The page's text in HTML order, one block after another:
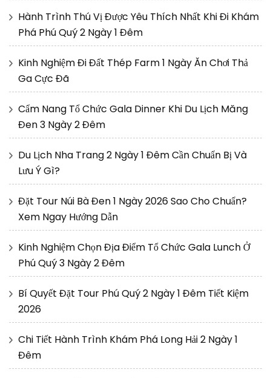
Hành Trình Thú Vị Được Yêu Thích Nhất Khi Đi Khám
Phá Phú Quý 2 Ngày 1 Đêm
Kinh Nghiệm Đi Đất Thép Farm 1 Ngày Ăn Chơi Thả
Ga Cực Đã
Cẩm Nang Tổ Chức Gala Dinner Khi Du Lịch Măng
Đen 3 Ngày 2 Đêm
Du Lịch Nha Trang 2 Ngày 1 Đêm Cần Chuẩn Bị Và
Lưu Ý Gì?
Đặt Tour Núi Bà Đen 1 Ngày 2026 Sao Cho Chuẩn?
Xem Ngay Hướng Dẫn
Kinh Nghiệm Chọn Địa Điểm Tổ Chức Gala Lunch Ở
Phú Quý 3 Ngày 2 Đêm
Bí Quyết Đặt Tour Phú Quý 2 Ngày 1 Đêm Tiết Kiệm
2026
Chi Tiết Hành Trình Khám Phá Long Hải 2 Ngày 1
Đêm